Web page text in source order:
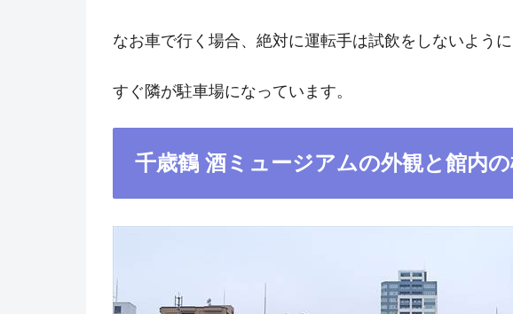
なお車で行く場合、絶対に運転手は試飲をしないように
すぐ隣が駐車場になっています。
千歳鶴 酒ミュージアムの外観と館内